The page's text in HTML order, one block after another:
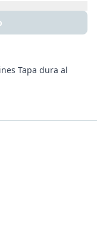
Tapa dura al